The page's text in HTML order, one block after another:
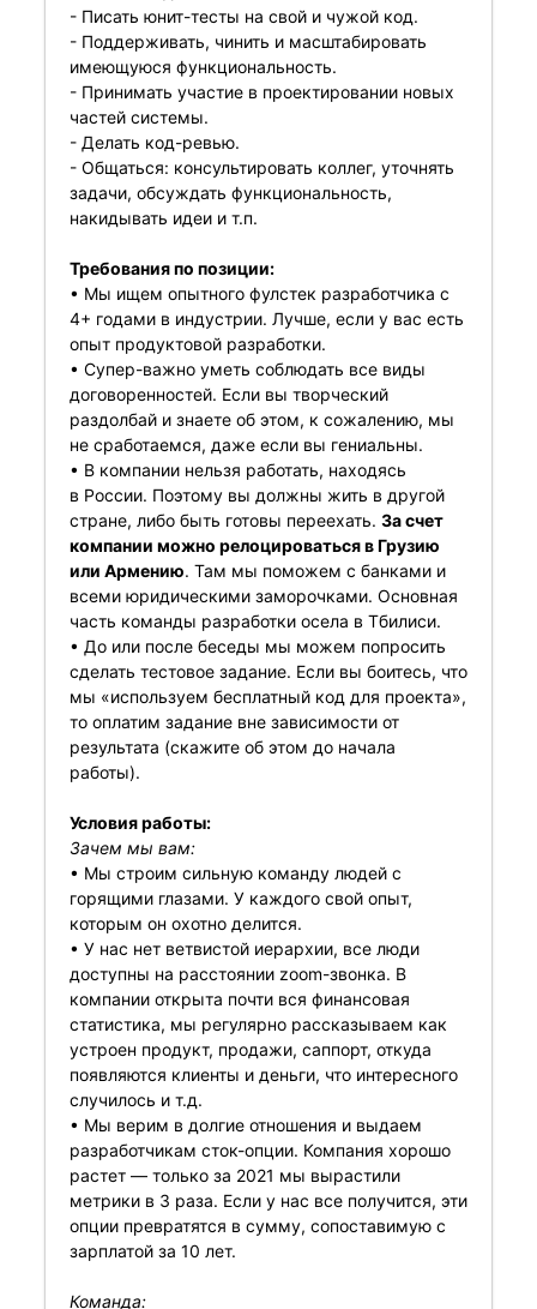
- Писать юнит-тесты на свой и чужой код.
- Поддерживать, чинить и масштабировать
имеющуюся функциональность.
- Принимать участие в проектировании новых
частей системы.
- Делать код-ревью.
- Общаться: консультировать коллег, уточнять
задачи, обсуждать функциональность,
накидывать идеи и т.п.
Требования по позиции:
• Мы ищем опытного фулстек разработчика с
4+ годами в индустрии. Лучше, если у вас есть
опыт продуктовой разработки.
• Супер-важно уметь соблюдать все виды
договоренностей. Если вы творческий
раздолбай и знаете об этом, к сожалению, мы
не сработаемся, даже если вы гениальны.
• В компании нельзя работать, находясь
в России. Поэтому вы должны жить в другой
стране, либо быть готовы переехать. За счет
компании можно релоцироваться в Грузию
или Армению. Там мы поможем с банками и
всеми юридическими заморочками. Основная
часть команды разработки осела в Тбилиси.
• До или после беседы мы можем попросить
сделать тестовое задание. Если вы боитесь, что
мы «используем бесплатный код для проекта»,
то оплатим задание вне зависимости от
результата (скажите об этом до начала
работы).
Условия работы:
Зачем мы вам:
• Мы строим сильную команду людей с
горящими глазами. У каждого свой опыт,
которым он охотно делится.
• У нас нет ветвистой иерархии, все люди
доступны на расстоянии zoom-звонка. В
компании открыта почти вся финансовая
статистика, мы регулярно рассказываем как
устроен продукт, продажи, саппорт, откуда
появляются клиенты и деньги, что интересного
случилось и т.д.
• Мы верим в долгие отношения и выдаем
разработчикам сток-опции. Компания хорошо
растет — только за 2021 мы вырастили
метрики в 3 раза. Если у нас все получится, эти
опции превратятся в сумму, сопоставимую с
зарплатой за 10 лет.
Команда: